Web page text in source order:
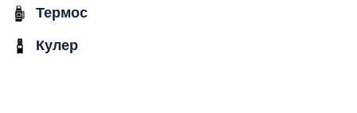
Термос
Кулер